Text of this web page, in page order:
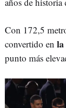
Con 172,5
convertido en la
punto más